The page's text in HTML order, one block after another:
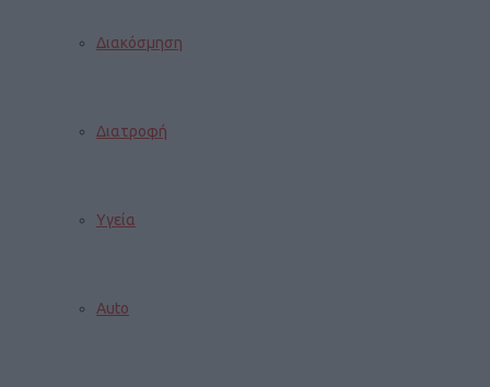
Διακόσμηση
Διατροφή
Υγεία
Auto